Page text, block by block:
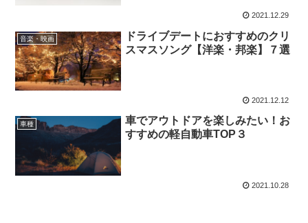
2021.12.29
音楽・映画
ドライブデートにおすすめのクリ
スマスソング【洋楽・邦楽】７選
2021.12.12
車種
車でアウトドアを楽しみたい！お
すすめの軽自動車TOP３
2021.10.28